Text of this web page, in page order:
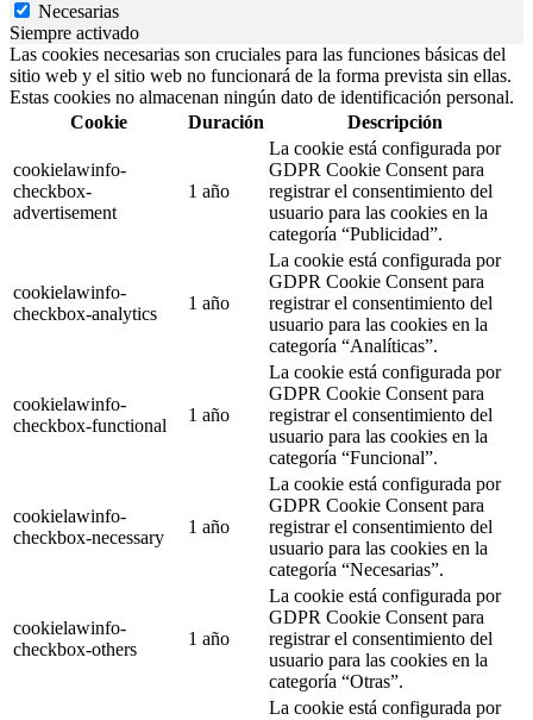
Necesarias
Siempre activado
Las cookies necesarias son cruciales para las funciones básicas del
sitio web y el sitio web no funcionará de la forma prevista sin ellas.
Estas cookies no almacenan ningún dato de identificación personal.
Cookie
Duración Descripción
cookielawinfo-
checkbox-
advertisement
1 año
La cookie está configurada por
GDPR Cookie Consent para
registrar el consentimiento del
usuario para las cookies en la
categoría “Publicidad”.
cookielawinfo-
checkbox-analytics
1 año
La cookie está configurada por
GDPR Cookie Consent para
registrar el consentimiento del
usuario para las cookies en la
categoría “Analíticas”.
cookielawinfo-
checkbox-functional
1 año
La cookie está configurada por
GDPR Cookie Consent para
registrar el consentimiento del
usuario para las cookies en la
categoría “Funcional”.
cookielawinfo-
checkbox-necessary
1 año
La cookie está configurada por
GDPR Cookie Consent para
registrar el consentimiento del
usuario para las cookies en la
categoría “Necesarias”.
cookielawinfo-
checkbox-others
1 año
La cookie está configurada por
GDPR Cookie Consent para
registrar el consentimiento del
usuario para las cookies en la
categoría “Otras”.
La cookie está configurada por